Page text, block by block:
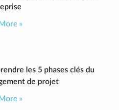
»
les 5 phases clés du
de projet
»